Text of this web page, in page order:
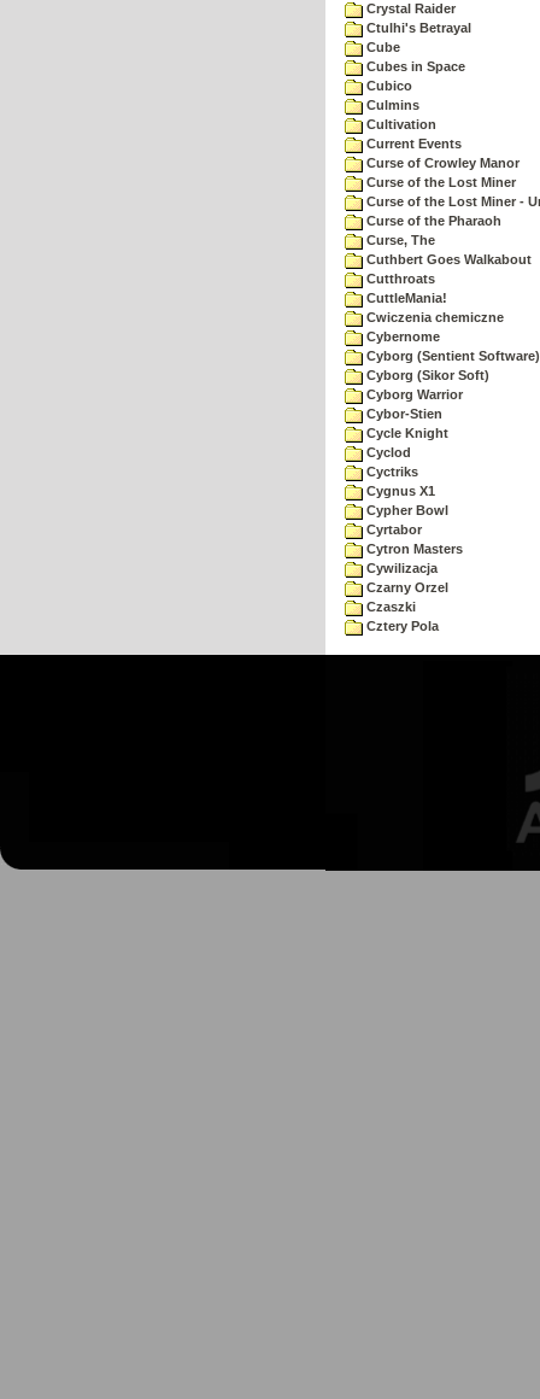
Crystal Raider
Ctulhi's Betrayal
Cube
Cubes in Space
Cubico
Culmins
Cultivation
Current Events
Curse of Crowley Manor
Curse of the Lost Miner
Curse of the Lost Miner -
Curse of the Pharaoh
Curse, The
Cuthbert Goes Walkabout
Cutthroats
CuttleMania!
Cwiczenia chemiczne
Cybernome
Cyborg (Sentient Software)
Cyborg (Sikor Soft)
Cyborg Warrior
Cybor-Stien
Cycle Knight
Cyclod
Cyctriks
Cygnus X1
Cypher Bowl
Cyrtabor
Cytron Masters
Cywilizacja
Czarny Orzel
Czaszki
Cztery Pola